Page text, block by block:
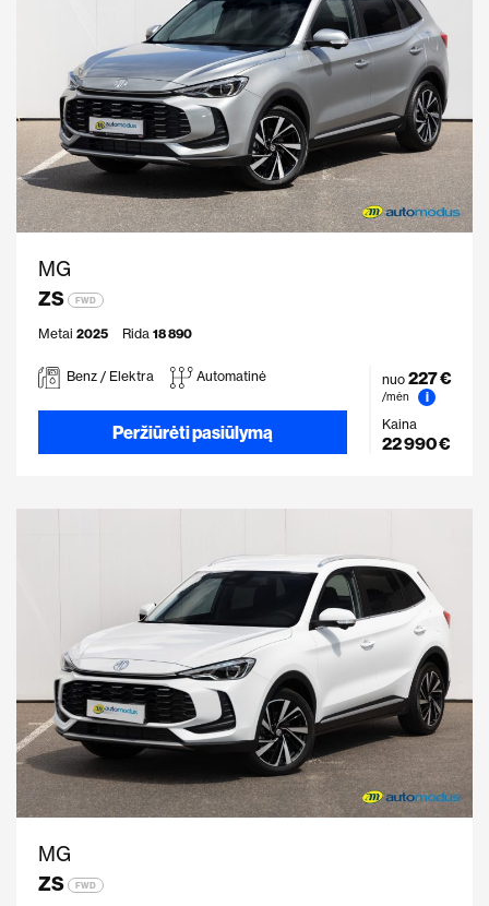
MG
ZS
FWD
Metai 2025 Rida 18 890
Benz / Elektra Automatinė
Peržiūrėti pasiūlymą
nuo 227 €
/mėn
i
Kaina
22 990 €
MG
ZS
FWD